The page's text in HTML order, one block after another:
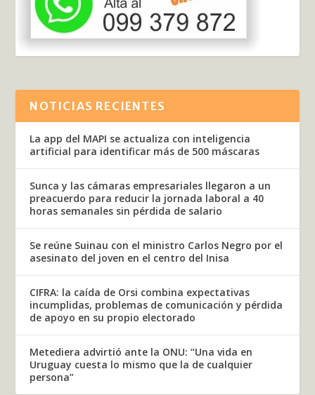
NOTICIAS RECIENTES
La app del MAPI se actualiza con inteligencia
artificial para identificar más de 500 máscaras
Sunca y las cámaras empresariales llegaron a un
preacuerdo para reducir la jornada laboral a 40
horas semanales sin pérdida de salario
Se reúne Suinau con el ministro Carlos Negro por el
asesinato del joven en el centro del Inisa
CIFRA: la caída de Orsi combina expectativas
incumplidas, problemas de comunicación y pérdida
de apoyo en su propio electorado
Metediera advirtió ante la ONU: “Una vida en
Uruguay cuesta lo mismo que la de cualquier
persona”